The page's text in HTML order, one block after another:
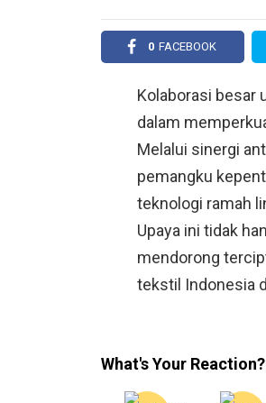
0 FACEBOOK
Kolaborasi besar
dalam
Melalui sinergi
pemangku
teknologi ramah
Upaya ini tidak
mendorong
tekstil Indonesia
What's Your Reaction?